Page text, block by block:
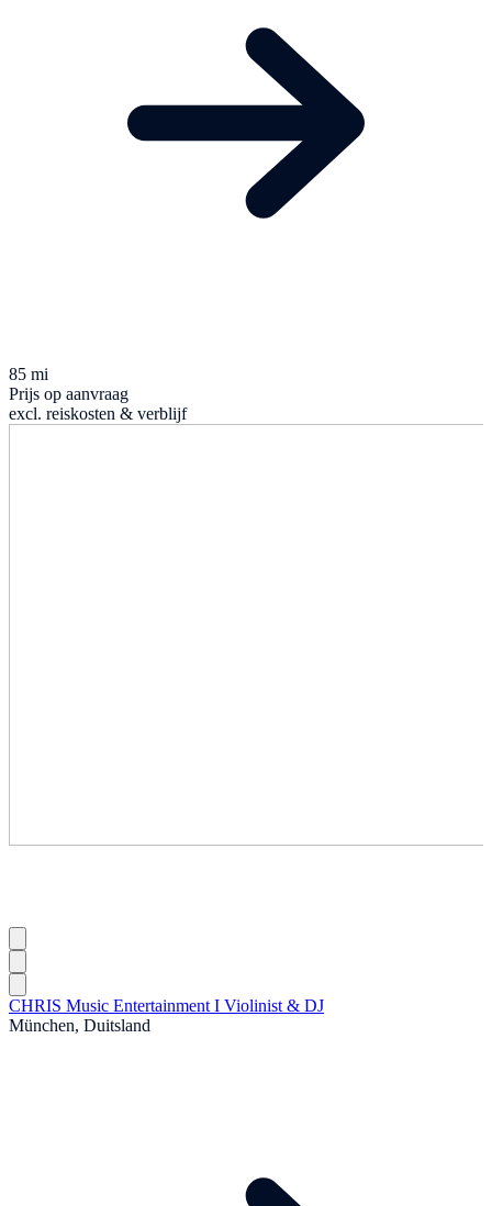
85 mi
Prijs op aanvraag
excl. reiskosten & verblijf
CHRIS Music Entertainment I Violinist & DJ
München, Duitsland